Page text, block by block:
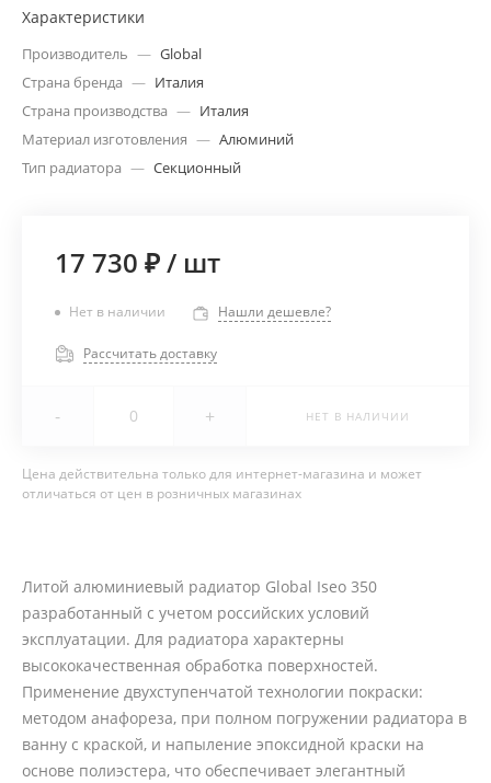
Характеристики
Производитель — Global
Страна бренда — Италия
Страна производства — Италия
Материал изготовления — Алюминий
Тип радиатора — Секционный
17 730 ₽/ шт
Нет в наличии Нашли дешевле?
Рассчитать доставку
- + НЕТ В НАЛИЧИИ
Цена действительна только для интернет-магазина и может
отличаться от цен в розничных магазинах
Литой алюминиевый радиатор Global Iseo 350
разработанный с учетом российских условий
эксплуатации. Для радиатора характерны
высококачественная обработка поверхностей.
Применение двухступенчатой технологии покраски:
методом анафореза, при полном погружении радиатора в
ванну с краской, и напыление эпоксидной краски на
основе полиэстера, что обеспечивает элегантный